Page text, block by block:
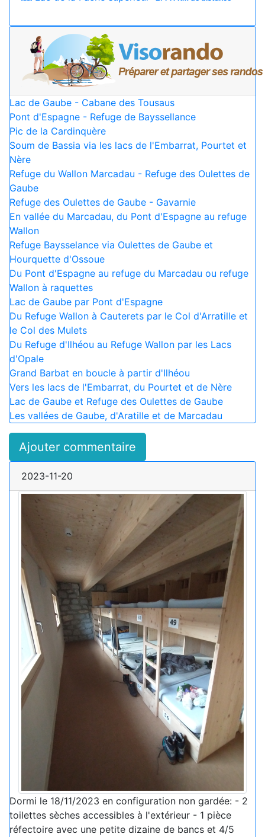
Lac de Gaube - Cabane des Tousaus
Pont d'Espagne - Refuge de Bayssellance
Pic de la Cardinquère
Soum de Bassia via les lacs de l'Embarrat, Pourtet et
Nère
Refuge du Wallon Marcadau - Refuge des Oulettes de
Gaube
Refuge des Oulettes de Gaube - Gavarnie
En vallée du Marcadau, du Pont d'Espagne au refuge
Wallon
Refuge Baysselance via Oulettes de Gaube et
Hourquette d'Ossoue
Du Pont d'Espagne au refuge du Marcadau ou refuge
Wallon à raquettes
Lac de Gaube par Pont d'Espagne
Du Refuge Wallon à Cauterets par le Col d'Arratille et
le Col des Mulets
Du Refuge d'Ilhéou au Refuge Wallon par les Lacs
d'Opale
Grand Barbat en boucle à partir d'Ilhéou
Vers les lacs de l'Embarrat, du Pourtet et de Nère
Lac de Gaube et Refuge des Oulettes de Gaube
Les vallées de Gaube, d'Aratille et de Marcadau
Ajouter commentaire
2023-11-20
Dormi le 18/11/2023 en configuration non gardée: - 2
toilettes sèches accessibles à l'extérieur - 1 pièce
réfectoire avec une petite dizaine de bancs et 4/5